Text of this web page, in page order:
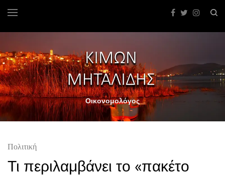
Οικονομολόγος
Πολιτική
Τι περιλαμβάνει το «πακέτο